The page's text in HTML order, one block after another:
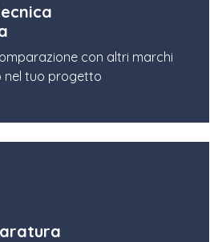
con altri marchi
nel tuo progetto